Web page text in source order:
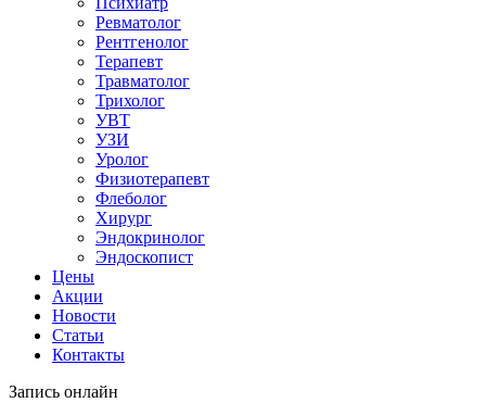
Ревматолог
Рентгенолог
Терапевт
Травматолог
Трихолог
УВТ
УЗИ
Уролог
Физиотерапевт
Флеболог
Хирург
Эндокринолог
Эндоскопист
Цены
Акции
Новости
Статьи
Контакты
Запись онлайн